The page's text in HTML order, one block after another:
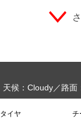
天候：Cloudy 路面
タイヤ チ